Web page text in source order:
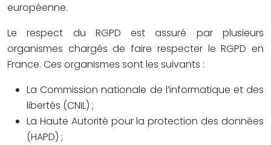
européenne.
Le respect du RGPD est assuré par plusieurs
organismes chargés de faire respecter le RGPD en
France. Ces organismes sont les suivants :
La Commission nationale de l’informatique et des
libertés (CNIL) ;
La Haute Autorité pour la protection des données
(HAPD) ;